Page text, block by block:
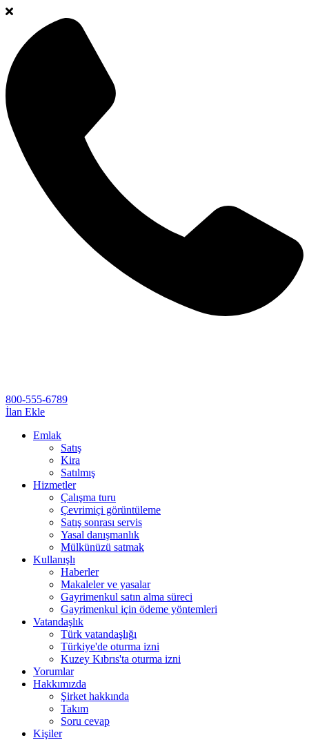
800-555-6789
İlan Ekle
Emlak
Satış
Kira
Satılmış
Hizmetler
Çalışma turu
Çevrimiçi görüntüleme
Satış sonrası servis
Yasal danışmanlık
Mülkünüzü satmak
Kullanışlı
Haberler
Makaleler ve yasalar
Gayrimenkul satın alma süreci
Gayrimenkul için ödeme yöntemleri
Vatandaşlık
Türk vatandaşlığı
Türkiye'de oturma izni
Kuzey Kıbrıs'ta oturma izni
Yorumlar
Hakkımızda
Şirket hakkında
Takım
Soru cevap
Kişiler